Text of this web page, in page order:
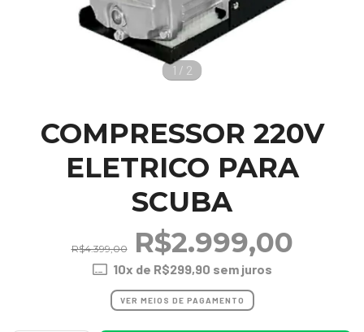
1 / 2
COMPRESSOR 220V
ELETRICO PARA
SCUBA
R$4.399,00 R$2.999,00
10x de R$299,90 sem juros
VER MEIOS DE PAGAMENTO